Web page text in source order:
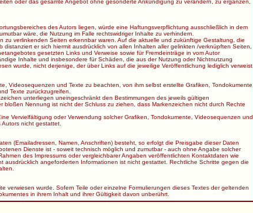
oder das gesamte Angebot ohne gesonderte Ankündigung zu verändern, zu ergänzen,
des Autors liegen, würde eine Haftungsverpflichtung ausschließlich in dem
wäre, die Nutzung im Falle rechtswidriger Inhalte zu verhindern.
verlinkenden Seiten erkennbar waren. Auf die aktuelle und zukünftige Gestaltung, die
er sich hiermit ausdrücklich von allen Inhalten aller gelinkten /verknüpften Seiten,
gesetzten Links und Verweise sowie für Fremdeinträge in vom Autor
Inhalte und insbesondere für Schäden, die aus der Nutzung oder Nichtnutzung
wurde, nicht derjenige, der über Links auf die jeweilige Veröffentlichung lediglich verweist.
Videosequenzen und Texte zu beachten, von ihm selbst erstellte Grafiken, Tondokumente,
Texte zurückzugreifen.
unterliegen uneingeschränkt den Bestimmungen des jeweils gültigen
Nennung ist nicht der Schluss zu ziehen, dass Markenzeichen nicht durch Rechte
Vervielfältigung oder Verwendung solcher Grafiken, Tondokumente, Videosequenzen und
nicht gestattet.
(Emailadressen, Namen, Anschriften) besteht, so erfolgt die Preisgabe dieser Daten
Dienste ist - soweit technisch möglich und zumutbar - auch ohne Angabe solcher
des Impressums oder vergleichbarer Angaben veröffentlichten Kontaktdaten wie
angeforderten Informationen ist nicht gestattet. Rechtliche Schritte gegen die
wurde. Sofern Teile oder einzelne Formulierungen dieses Textes der geltenden
in ihrem Inhalt und ihrer Gültigkeit davon unberührt.